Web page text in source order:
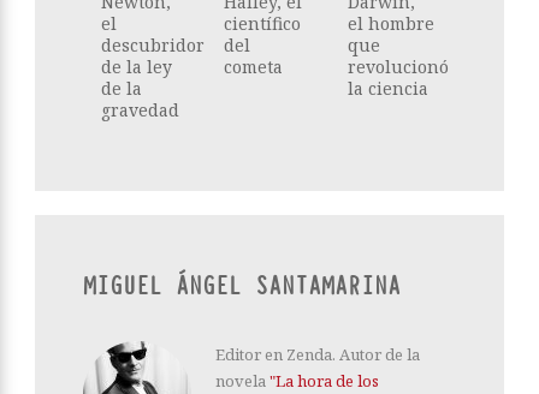
el
descubridor
de la ley
de la
gravedad
científico
del
cometa
el hombre
que
revolucionó
la ciencia
MIGUEL ÁNGEL SANTAMARINA
Editor en Zenda. Autor de la
novela"La hora de los